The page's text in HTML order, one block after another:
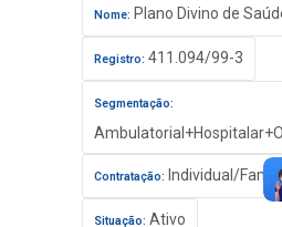
Nome: Plano Divino de
Registro: 411.094/99-3
Segmentação:
Contratação: Individual/
Situação: Ativo